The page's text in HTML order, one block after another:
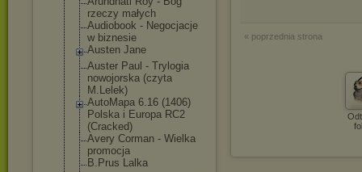
rzeczy małych
Audiobook - Negocjacje
w biznesie
Austen Jane
Auster Paul - Trylogia
nowojorska (czyta
M.Lelek)
AutoMapa 6.16 (1406)
Polska i Europa RC2
(Cracked)
Avery Corman - Wielka
promocja
B.Prus Lalka
« poprzednia strona